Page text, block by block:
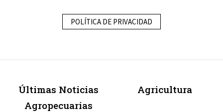
POLÍTICA DE PRIVACIDAD
Últimas Noticias
Agropecuarias
Agricultura